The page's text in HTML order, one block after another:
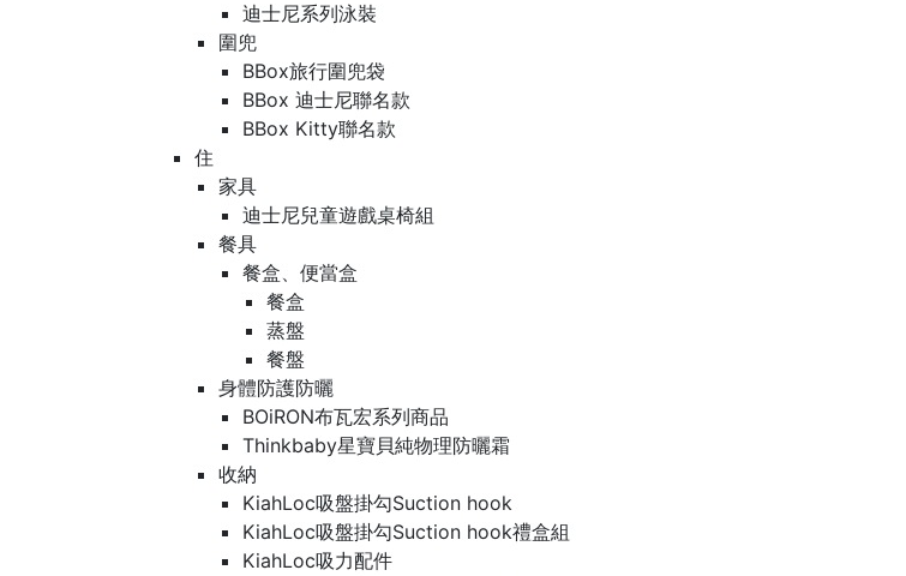
迪士尼系列泳裝
圍兜
BBox旅行圍兜袋
BBox 迪士尼聯名款
BBox Kitty聯名款
住
家具
迪士尼兒童遊戲桌椅組
餐具
餐盒、便當盒
餐盒
蒸盤
餐盤
身體防護防曬
BOiRON布瓦宏系列商品
Thinkbaby星寶貝純物理防曬霜
收納
KiahLoc吸盤掛勾Suction hook
KiahLoc吸盤掛勾Suction hook禮盒組
KiahLoc吸力配件